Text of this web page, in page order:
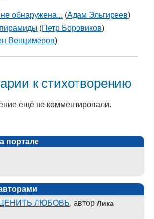
обнаружена... (Адам Эльгиреев)
(Петр Боровиков)
Венцимеров)
к стихотворению
ещё не комментировали.
портале
ЦЕНИТЬ ЛЮБОВЬ, автор Лика